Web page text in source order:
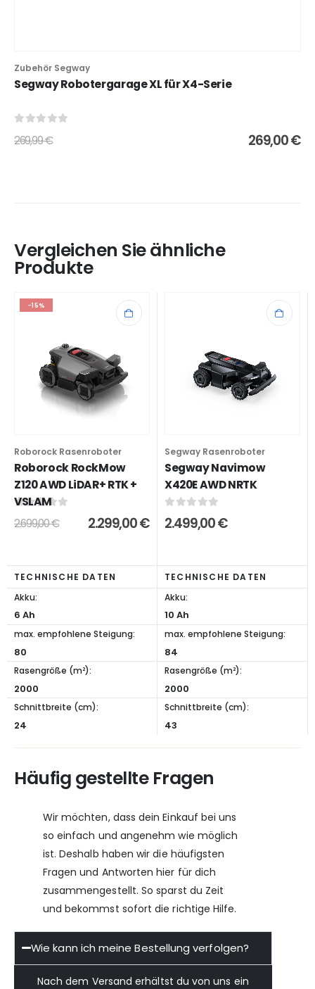
Zubehör Segway
Segway Robotergarage XL für X4-Serie
269,99€ 269,00€
Vergleichen Sie ähnliche
Produkte
-15%
Roborock Rasenroboter
Roborock RockMow
Z120 AWD LiDAR+ RTK +
VSLAM
2.699,00€ 2.299,00€
Segway Rasenroboter
Segway Navimow
X420E AWD NRTK
2.499,00€
TECHNISCHE DATEN
TECHNISCHE DATEN
Akku:
6 Ah
Akku:
10 Ah
max. empfohlene Steigung:
80
max. empfohlene Steigung:
84
Rasengröße (m²):
2000
Rasengröße (m²):
2000
Schnittbreite (cm):
24
Schnittbreite (cm):
43
Häufig gestellte Fragen
Wir möchten, dass dein Einkauf bei uns
so einfach und angenehm wie möglich
ist. Deshalb haben wir die häufigsten
Fragen und Antworten hier für dich
zusammengestellt. So sparst du Zeit
und bekommst sofort die richtige Hilfe.
Wie kann ich meine Bestellung verfolgen?
Nach dem Versand erhältst du von uns ein